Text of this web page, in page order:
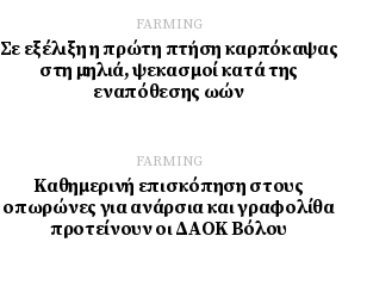
FARMING
Σε εξέλιξη η πρώτη πτήση καρπόκαψας
στη μηλιά, ψεκασμοί κατά της
εναπόθεσης ωών
FARMING
Καθημερινή επισκόπηση στους
οπωρώνες για ανάρσια και γραφολίθα
προτείνουν οι ΔΑΟΚ Βόλου